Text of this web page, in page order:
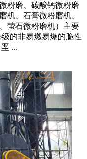
粉磨、碳酸钙微粉磨
机、石膏微粉磨机、
萤石微粉磨机）主要
的非易燃易爆的脆性
...